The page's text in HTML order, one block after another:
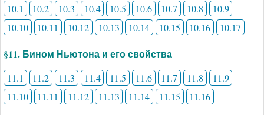
10.1 10.2 10.3 10.4 10.5 10.6 10.7 10.8
10.9
10.10
10.11 10.12 10.13 10.14 10.15 10.16 10.17
§11. Бином Ньютона и его свойства
11.1 11.2 11.3 11.4 11.5 11.6 11.7 11.8
11.9
11.10
11.11 11.12 11.13 11.14 11.15 11.16